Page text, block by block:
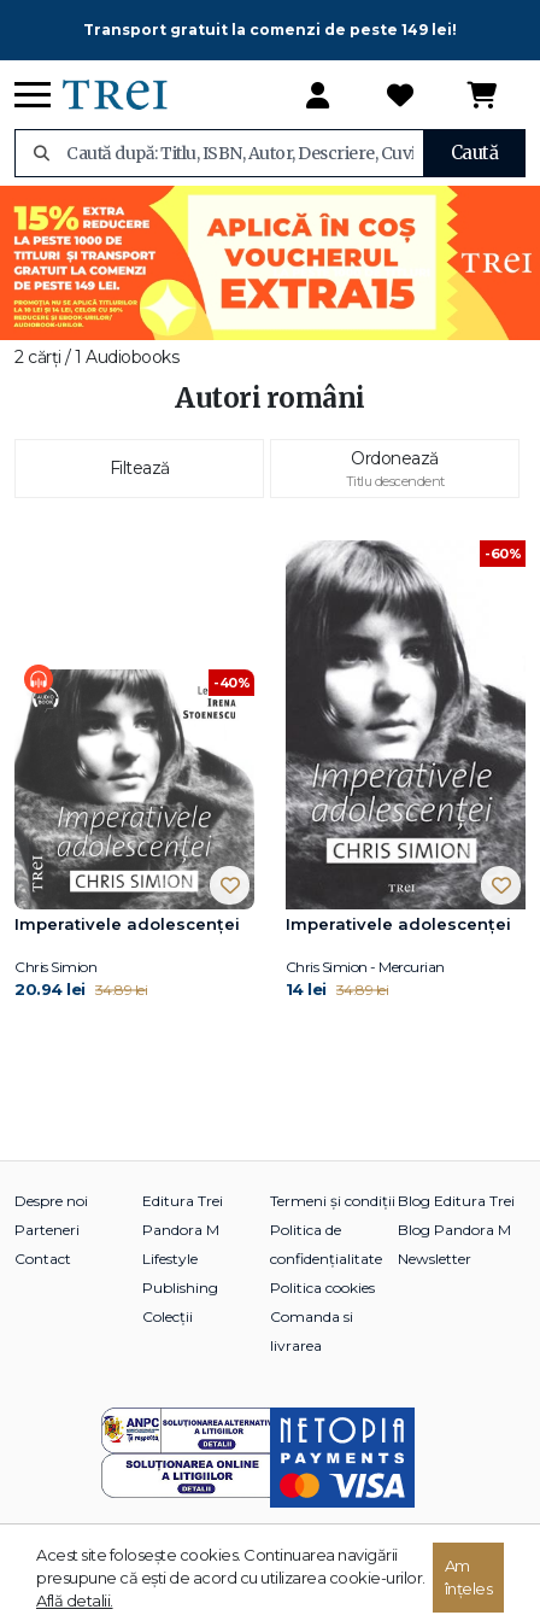
Transport gratuit la comenzi de peste 149 lei!
Caută
2 cărți / 1 Audiobooks
Autori români
Filtează Ordonează
Titlu descendent
-40%
Imperativele adolescenței
Chris Simion
20.94 lei 34.89 lei
-60%
Imperativele adolescenței
Chris Simion - Mercurian
14 lei 34.89 lei
Despre noi
Parteneri
Contact
Editura Trei
Pandora M
Lifestyle
Publishing
Colecții
Termeni și condiții
Politica de
confidențialitate
Politica cookies
Comanda si
livrarea
Blog Editura Trei
Blog Pandora M
Newsletter
© 2026 Grupul Editorial TREI. Toate drepturile rezervate.
Acest site foloseşte cookies. Continuarea navigării
presupune că eşti de acord cu utilizarea cookie-urilor.
Află detalii.
Am
înțeles